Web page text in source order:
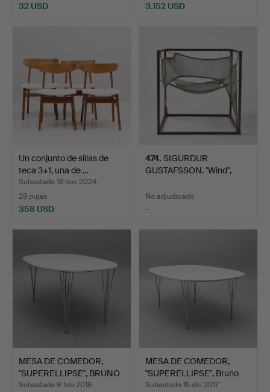
32 USD 3.152 USD
Un conjunto de sillas de
teca 3+1, una de …
Subastado 16 nov 2024
29 pujas
358 USD
474. SIGURDUR
GUSTAFSSON. "Wind",
No adjudicado
-
MESA DE COMEDOR,
"SUPERELLIPSE", BRUNO
MAT…
Subastado 8 feb 2018
MESA DE COMEDOR,
"SUPERELLIPSE", Bruno
Mat…
Subastado 15 dic 2017